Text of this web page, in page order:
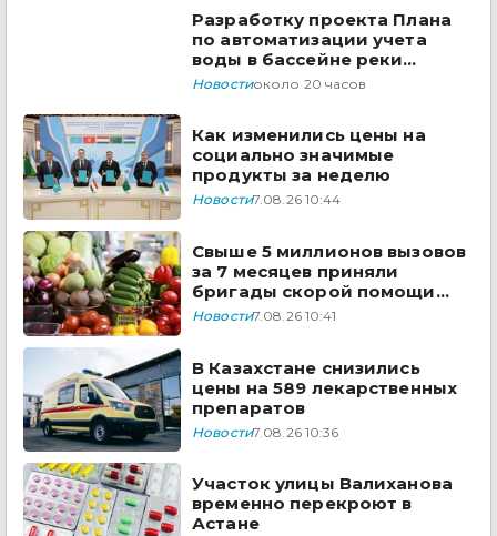
Разработку проекта Плана
по автоматизации учета
воды в бассейне реки
Сырдарья одобрили
Новостиоколо 20 часов
Как изменились цены на
социально значимые
продукты за неделю
Новости7.08.26 10:44
Свыше 5 миллионов вызовов
за 7 месяцев приняли
бригады скорой помощи
Казахстана
Новости7.08.26 10:41
В Казахстане снизились
цены на 589 лекарственных
препаратов
Новости7.08.26 10:36
Участок улицы Валиханова
временно перекроют в
Астане